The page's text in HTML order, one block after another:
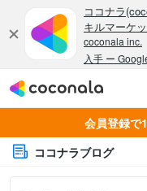
会員登録で
ココナラブログ